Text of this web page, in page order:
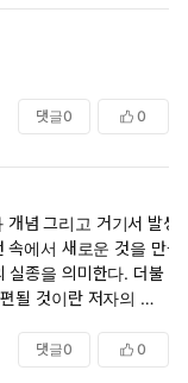
글을 잘 써대는 이
터 쏟아졌다. 그리
되다시피 했다. 챗
공저한 책까지 등장
능 도서의 홍수 속
기 위해서는 필수적
개념들을 저자 특
리터러시를 갖출 수
있도록 풀어 쓴 수
정되었고, 올해는 독
택되었다.
을 도맡아 하고 있다
의 사상을 강요당하고
리트들’이 단지 인공지
해가고 있는지도 모른
제와 규범의 확립이 대
하게 챗지피티 등의
널 데이터들을 남용하
성을 포함한 자료들끼
에도 빨간불이 커질 날
심각한 문제가 될 수 있
댓글0 0
념 그리고 거기서 발생
에서 새로운 것을 만들
실종을 의미한다. 더불
될 것이란 저자의 통찰
는 과정에 가깝다고
대해 깊이 이해할 수
댓글0 0